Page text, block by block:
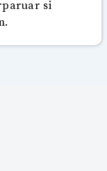
si